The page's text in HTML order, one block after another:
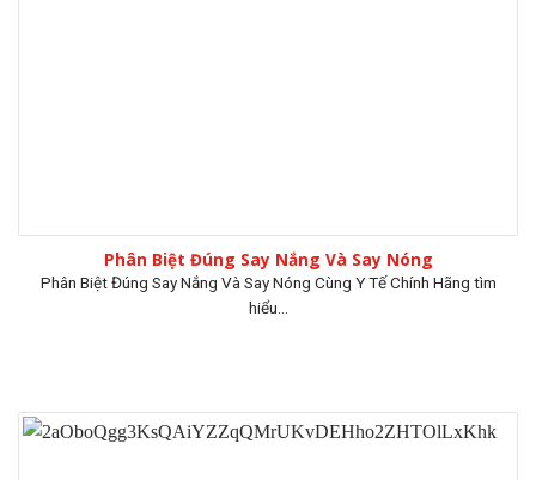
Phân Biệt Đúng Say Nắng Và Say Nóng
Phân Biệt Đúng Say Nắng Và Say Nóng Cùng Y Tế Chính Hãng tìm
hiểu...